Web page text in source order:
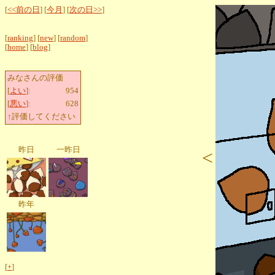
[<<前の日 ] [今月 ] [次の日>>]
[ranking] [new] [random]
[home] [blog]
みなさんの評価
[よい]:
954
[悪い]:
628
↑評価してください
昨日 一昨日
昨年
[+]
<